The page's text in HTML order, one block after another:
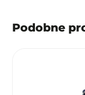
Podobne